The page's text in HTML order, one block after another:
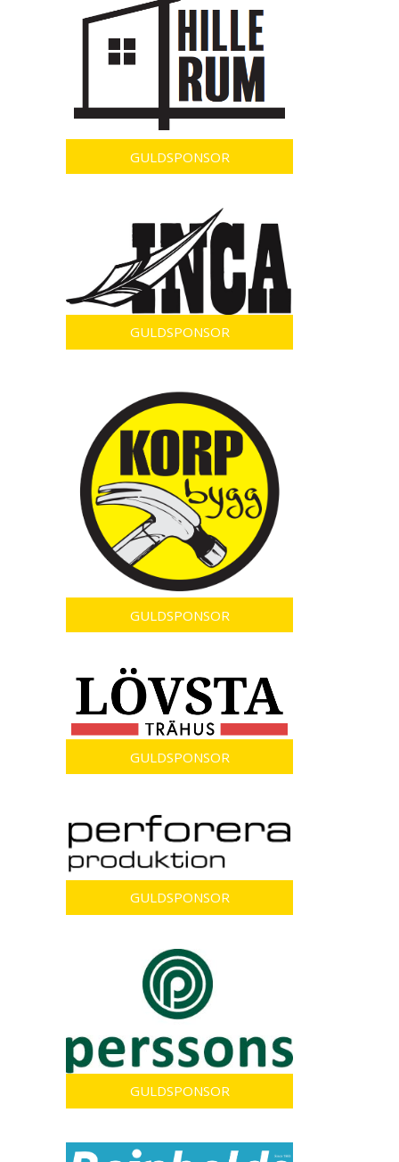
GULDSPONSOR
GULDSPONSOR
GULDSPONSOR
GULDSPONSOR
GULDSPONSOR
GULDSPONSOR